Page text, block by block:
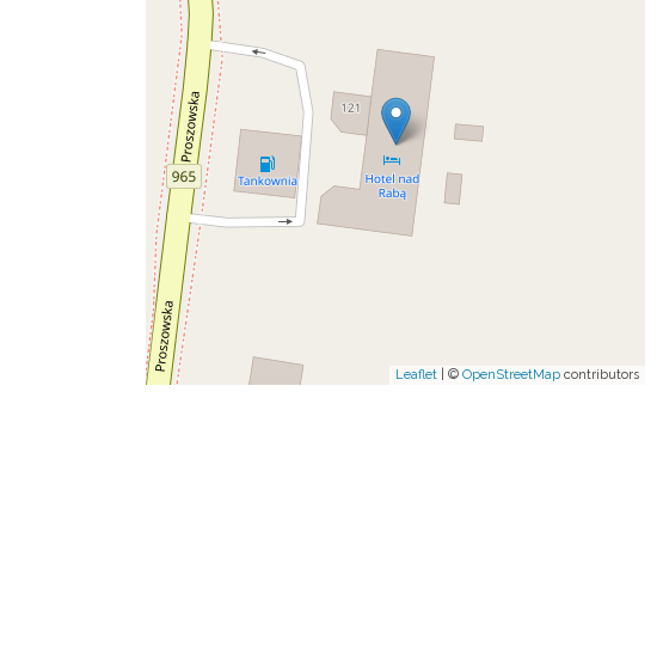
Leaflet | © OpenStreetMap contributors